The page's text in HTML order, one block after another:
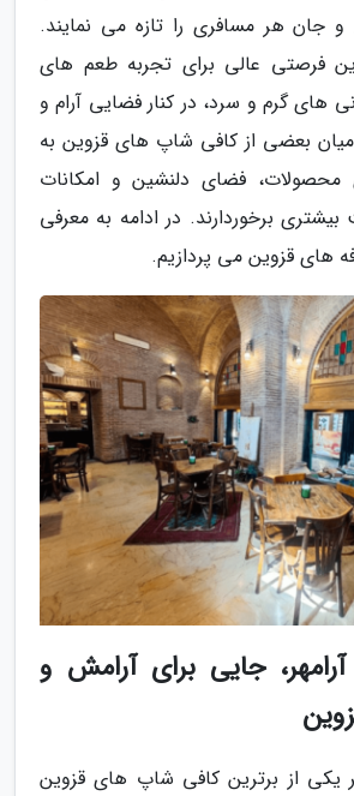
جان هر مسافری را تازه می نمایند.
فرصتی عالی برای تجربه طعم های
های گرم و سرد، در کنار فضایی آرام و
بعضی از کافی شاپ های قزوین به
محصولات، فضای دلنشین و امکانات
بیشتری برخوردارند. در ادامه به معرفی
های قزوین می پردازیم.
جایی برای آرامش و
یکی از برترین کافی شاپ های قزوین